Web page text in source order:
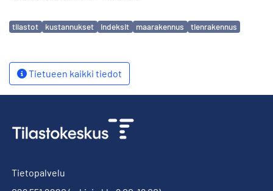
Avainsanat
tilastot kustannukset indeksit maarakennus tienrakennus
Tietueen kaikki tiedot
Tietopalvelu